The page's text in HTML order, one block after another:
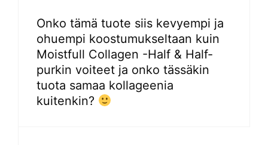
Onko tämä tuote siis kevyempi ja
ohuempi koostumukseltaan kuin
Moistfull Collagen -Half & Half-
purkin voiteet ja onko tässäkin
tuota samaa kollageenia
kuitenkin?